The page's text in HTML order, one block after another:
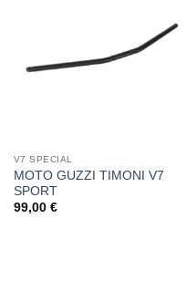
V7 SPECIAL
MOTO GUZZI ΤΙΜΟΝΙ V7
SPORT
99,00 €